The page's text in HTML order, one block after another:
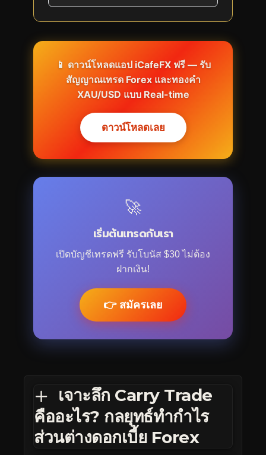
📱 ดาวน์โหลดแอป iCafeFX ฟรี — รับ
สัญญาณเทรด Forex และทองคำ
XAU/USD แบบ Real-time
ดาวน์โหลดเลย
🚀
เริ่มต้นเทรดกับเรา
เปิดบัญชีเทรดฟรี รับโบนัส $30 ไม่ต้อง
ฝากเงิน!
👉 สมัครเลย
เจาะลึก Carry Trade
คืออะไร? กลยุทธ์ทำกำไร
ส่วนต่างดอกเบี้ย Forex